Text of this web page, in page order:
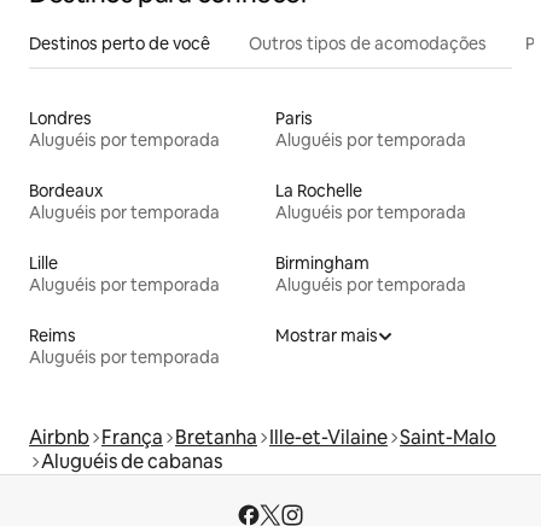
Destinos perto de você Outros tipos de acomodações
Londres
Aluguéis por temporada
Paris
Aluguéis por temporada
Bordeaux
Aluguéis por temporada
La Rochelle
Aluguéis por temporada
Lille
Aluguéis por temporada
Birmingham
Aluguéis por temporada
Reims
Aluguéis por temporada
Mostrar mais
Airbnb França Bretanha Ille-et-Vilaine Saint-Malo
Aluguéis de cabanas